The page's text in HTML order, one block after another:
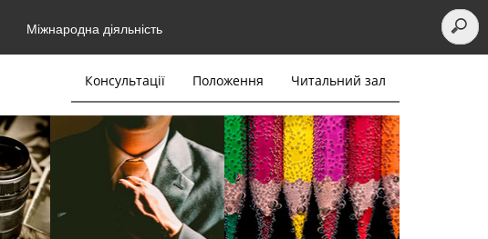
Міжнародна діяльність
Консультації Положення Читальний зал